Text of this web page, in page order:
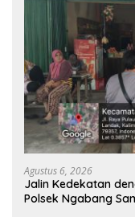
Agustus 6, 2026
Jalin Kedekatan
Polsek Ngabang